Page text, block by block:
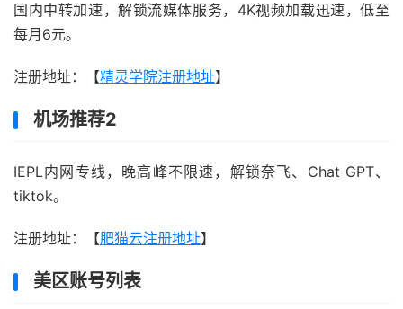
国内中转加速，解锁流媒体服务，4K视频加载迅速，低至
每月6元。
注册地址：【精灵学院注册地址】
机场推荐2
IEPL内网专线，晚高峰不限速，解锁奈飞、Chat GPT、
tiktok。
注册地址：【肥猫云注册地址】
美区账号列表